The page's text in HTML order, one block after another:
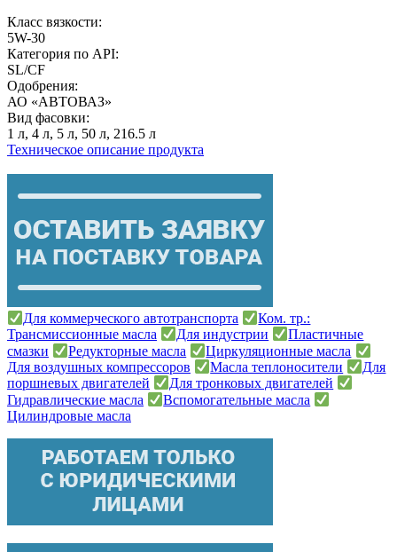
Класс вязкости:
5W-30
Категория по API:
SL/CF
Одобрения:
АО «АВТОВАЗ»
Вид фасовки:
1 л, 4 л, 5 л, 50 л, 216.5 л
Техническое описание продукта
Для коммерческого автотранспорта
Ком. тр.:
Трансмиссионные масла
Для индустрии
Пластичные
смазки
Редукторные масла
Циркуляционные масла
Для воздушных компрессоров
Масла теплоносители
Для
поршневых двигателей
Для тронковых двигателей
Гидравлические масла
Вспомогательные масла
Цилиндровые масла